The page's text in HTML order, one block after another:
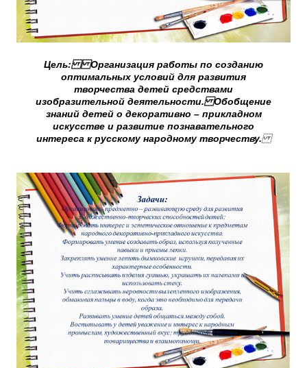
Цель: Организация работы по созданию
оптимальных условий для развития
творчества детей средствами
изобразительной деятельности. Обобщение
знаний детей о декоративно – прикладном
искусстве и развитие познавательного
интереса к русскому народному творчеству.